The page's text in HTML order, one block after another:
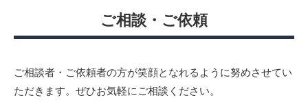
ご相談・ご依頼
ご相談者・ご依頼者の方が笑顔となれるように努めさせてい
ただきます。 ぜひお気軽にご相談ください。